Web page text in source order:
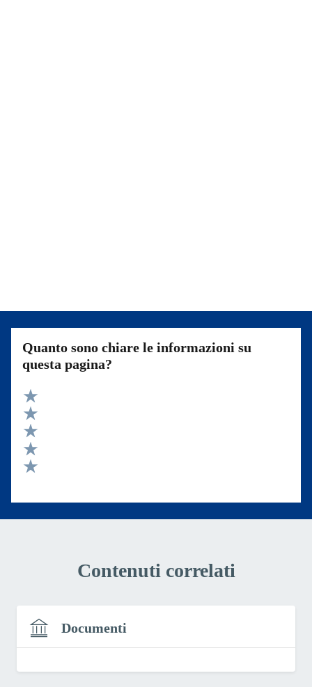
Quanto sono chiare le informazioni su
questa pagina?
Valuta 5 stelle su 5
Valuta 4 stelle su 5
Valuta 3 stelle su 5
Valuta 2 stelle su 5
Contenuti correlati
Documenti